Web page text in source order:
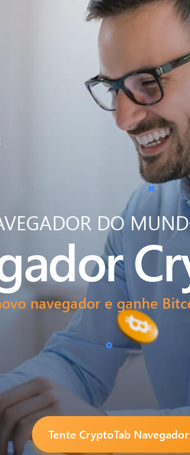
DO
navegador e ganhe
Tente CryptoTab Navegador